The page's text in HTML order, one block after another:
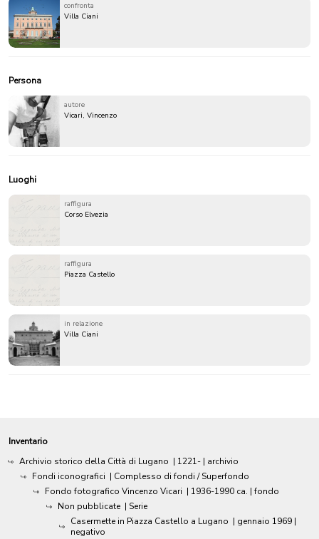
confronta
Villa Ciani
Persona
autore
Vicari, Vincenzo
Luoghi
raffigura
Corso Elvezia
raffigura
Piazza Castello
in relazione
Villa Ciani
Inventario
Archivio storico della Città di Lugano | 1221- | archivio
Fondi iconografici | Complesso di fondi / Superfondo
Fondo fotografico Vincenzo Vicari | 1936-1990 ca. | fondo
Non pubblicate | Serie
Casermette in Piazza Castello a Lugano | gennaio 1969 |
negativo